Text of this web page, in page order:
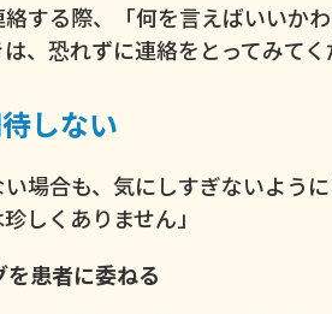
する際、「何を言えばいいか
、恐れずに連絡をとってみてく
しない
場合も、気にしすぎないよう
しくありません」
患者に委ねる